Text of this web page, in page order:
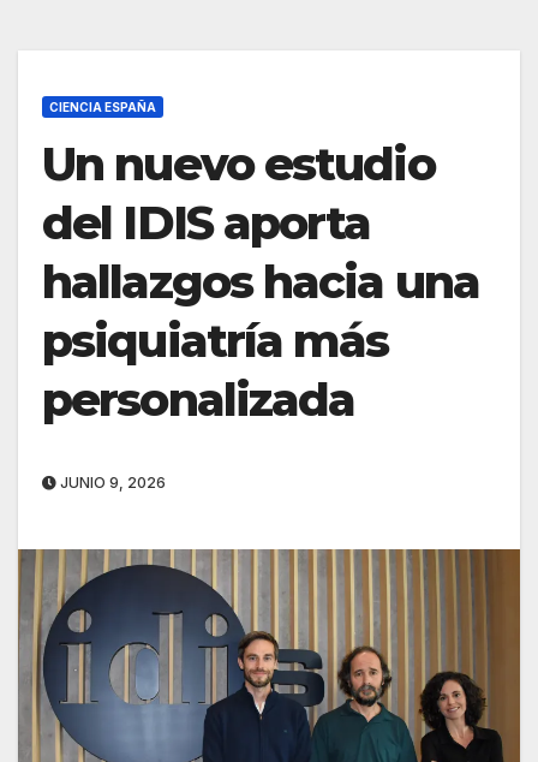
CIENCIA ESPAÑA
Un nuevo estudio
del IDIS aporta
hallazgos hacia una
psiquiatría más
personalizada
JUNIO 9, 2026